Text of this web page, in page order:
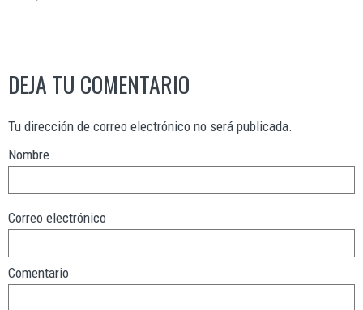
DEJA TU COMENTARIO
Tu dirección de correo electrónico no será publicada.
Nombre
Correo electrónico
Comentario